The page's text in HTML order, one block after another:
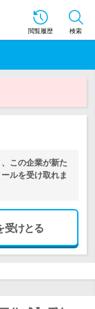
閲覧履歴 検索
この企業が新た
ルを受け取れま
受けとる